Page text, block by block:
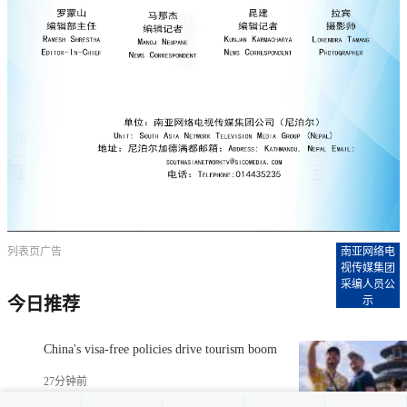
列表页广告
南亚网络电
视传媒集团
采编人员公
示
今日推荐
China's visa-free policies drive tourism boom
27分钟前